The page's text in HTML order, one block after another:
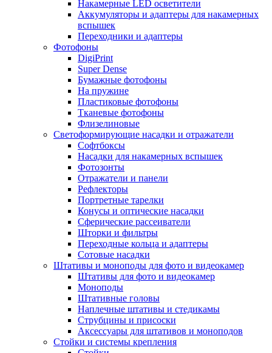
Накамерные LED осветители
Аккумуляторы и адаптеры для накамерных
вспышек
Переходники и адаптеры
Фотофоны
DigiPrint
Super Dense
Бумажные фотофоны
На пружине
Пластиковые фотофоны
Тканевые фотофоны
Флизелиновые
Светоформирующие насадки и отражатели
Софтбоксы
Насадки для накамерных вспышек
Фотозонты
Отражатели и панели
Рефлекторы
Портретные тарелки
Конусы и оптические насадки
Сферические рассеиватели
Шторки и фильтры
Переходные кольца и адаптеры
Сотовые насадки
Штативы и моноподы для фото и видеокамер
Штативы для фото и видеокамер
Моноподы
Штативные головы
Наплечные штативы и стедикамы
Струбцины и присоски
Аксессуары для штативов и моноподов
Стойки и системы крепления